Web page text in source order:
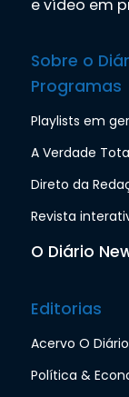
e vídeo em
Sobre o
Programas
Playlists em
A Verdade
Direto da
Revista
O Diário
Editorias
Acervo O
Política &